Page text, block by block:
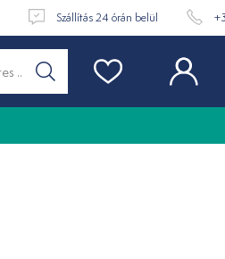
Szállítás 24 órán belül